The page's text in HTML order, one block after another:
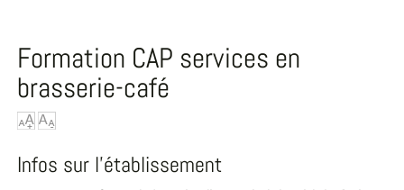
Formation CAP services en
brasserie-café
Infos sur l'établissement